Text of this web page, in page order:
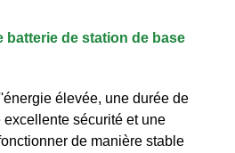
batterie de station de base
élevée, une durée de
sécurité et une
de manière stable